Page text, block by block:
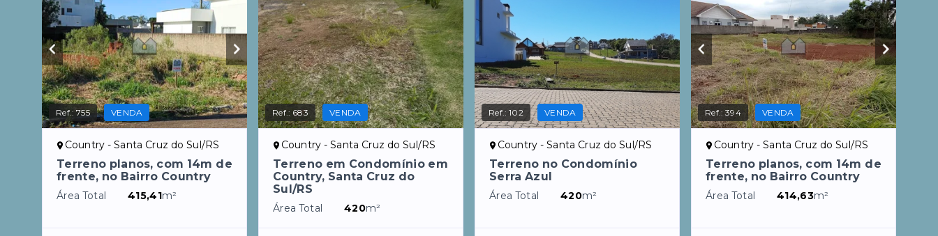
Ref.:755 VENDA
Country - Santa Cruz do Sul/RS
Terreno planos, com 14m de
frente, no Bairro Country
Área Total 415,41m²
Ref.: 683 VENDA
Country - Santa Cruz do Sul/RS
Terreno em Condomínio em
Country, Santa Cruz do
Sul/RS
Área Total 420m²
Ref.:102 VENDA
Country - Santa Cruz do Sul/RS
Terreno no Condomínio
Serra Azul
Área Total 420m²
Ref.:394 VENDA
Country - Santa Cruz do Sul/RS
Terreno planos, com 14m de
frente, no Bairro Country
Área Total 414,63m²